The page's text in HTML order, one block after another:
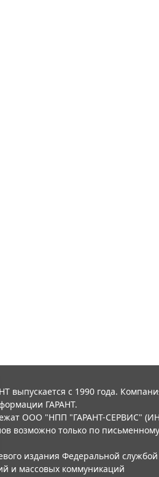
с 1990 года.
ГАРАНТ.
ООО "НПП "ГАРАНТ-СЕРВИС"
возможно только по
издания Федеральной
и массовых коммуникаций